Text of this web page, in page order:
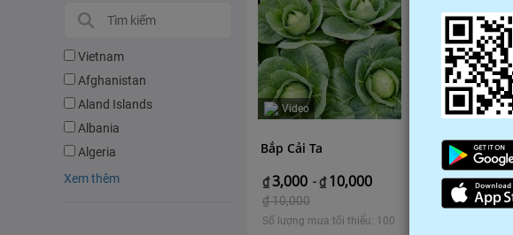
Vietnam
Afghanistan
Aland Islands
Albania
Algeria
Xem thêm
Video
Bắp Cải Ta
₫3,000 -₫ 10,000
₫10,000
Số lượng mua tối thiểu: 100
Long Vải
₫37,500-₫
40,000